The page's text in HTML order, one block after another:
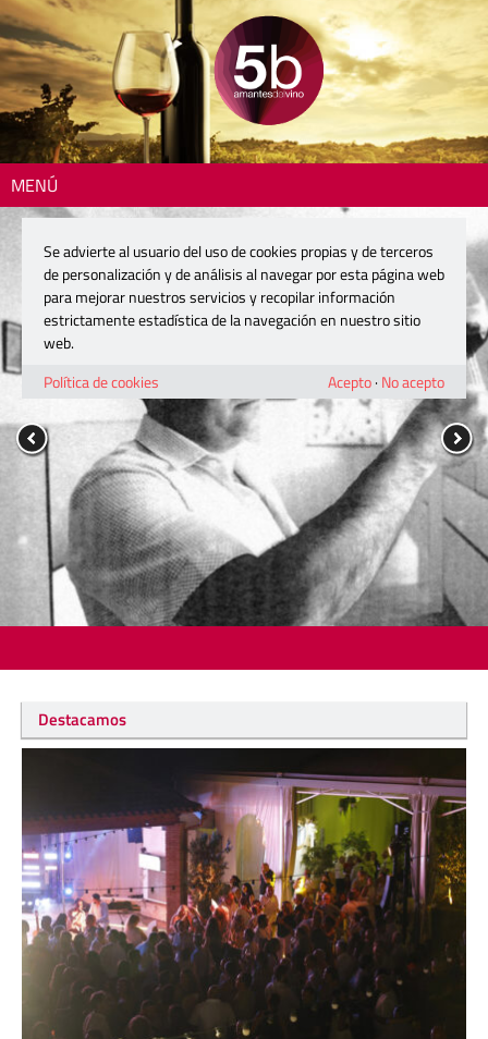
MENÚ
Destacamos
Se advierte al usuario del uso de cookies propias y de terceros
de personalización y de análisis al navegar por esta página web
para mejorar nuestros servicios y recopilar información
estrictamente estadística de la navegación en nuestro sitio
web.
Política de cookies
Acepto· No acepto